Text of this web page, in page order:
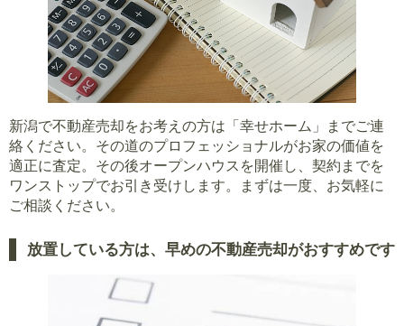
新潟で不動産売却をお考えの方は「幸せホーム」までご連
絡ください。その道のプロフェッショナルがお家の価値を
適正に査定。その後オープンハウスを開催し、契約までを
ワンストップでお引き受けします。まずは一度、お気軽に
ご相談ください。
放置している方は、早めの不動産売却がおすすめです